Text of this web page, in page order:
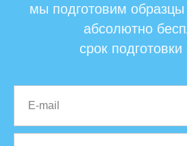
мы подготовим
абсолютно
срок